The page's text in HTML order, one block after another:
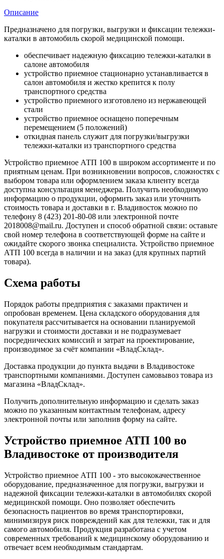
Описание
Предназначено для погрузки, выгрузки и фиксации тележки-
каталки в автомобиль скорой медицинской помощи.
обеспечивает надежную фиксацию тележки-каталки в
салоне автомобиля
устройство приемное стационарно устанавливается в
салон автомобиля и жестко крепится к полу
транспортного средства
устройство приемного изготовлено из нержавеющей
стали
устройство приемное оснащено поперечным
перемещением (5 положений)
откидная панель служит для погрузки/выгрузки
тележки-каталки из транспортного средства
Устройство приемное АТП 100 в широком ассортименте и по
приятным ценам. При возникновении вопросов, сложностях с
выбором товара или оформлением заказа клиенту всегда
доступна консультация менеджера. Получить необходимую
информацию о продукции, оформить заказ или уточнить
стоимость товара и доставки в г. Владивосток можно по
телефону 8 (423) 201-80-08 или электронной почте
2018008@mail.ru. Доступен и способ обратной связи: оставьте
свой номер телефона в соответствующей форме на сайте и
ожидайте скорого звонка специалиста. Устройство приемное
АТП 100 всегда в наличии и на заказ (для крупных партий
товара).
Схема работы
Порядок работы предприятия с заказами практичен и
опробован временем. Цена складского оборудования для
покупателя рассчитывается на основании планируемой
нагрузки и стоимости доставки и не подразумевает
посреднических комиссий и затрат на проектирование,
производимое за счёт компании «ВладСклад».
Доставка продукции до пункта выдачи в Владивостоке
транспортными компаниями. Доступен самовывоз товара из
магазина «ВладСклад».
Получить дополнительную информацию и сделать заказ
можно по указанным контактным телефонам, адресу
электронной почты или заполнив форму на сайте.
Устройство приемное АТП 100 во
Владивостоке от производителя
Устройство приемное АТП 100 - это высококачественное
оборудование, предназначенное для погрузки, выгрузки и
надежной фиксации тележки-каталки в автомобилях скорой
медицинской помощи. Оно позволяет обеспечить
безопасность пациентов во время транспортировки,
минимизируя риск повреждений как для тележки, так и для
самого автомобиля. Продукция разработана с учетом
современных требований к медицинскому оборудованию и
отвечает всем необходимым стандартам.